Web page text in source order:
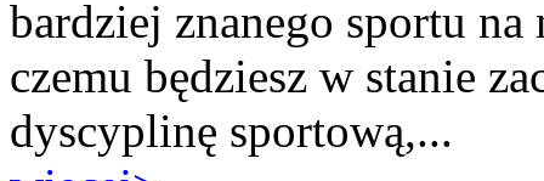
bardziej znanego sportu
czemu będziesz w stanie
dyscyplinę sportową,...